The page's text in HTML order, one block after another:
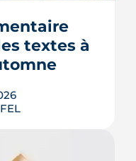
textes à